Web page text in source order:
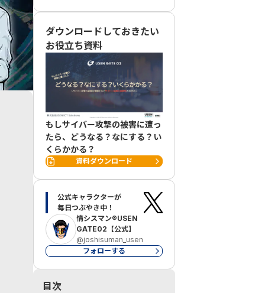
ダウンロードしておきたい
お役立ち資料
もしサイバー攻撃の被害に遭っ
たら、どうなる？なにする？い
くらかかる？
資料ダウンロード
公式キャラクターが
毎日つぶやき中！
情シスマン®USEN
GATE02【公式】
@joshisuman_usen
フォローする
目次